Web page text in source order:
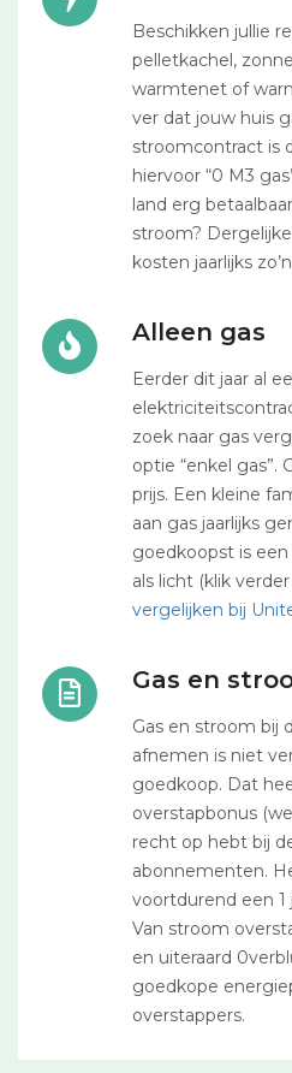
Beschikken jullie
pelletkachel,
warmtenet of
ver dat jouw huis
stroomcontract is
hiervoor “0 M3
land erg
stroom?
kosten jaarlijks
Alleen gas
Eerder dit jaar al
zoek naar gas
optie “enkel gas”.
prijs. Een kleine
aan gas jaarlijks
goedkoopst is
als licht (klik verder
vergelijken bij
Gas en
Gas en stroom bij
afnemen is niet
goedkoop. Dat
overstapbonus
recht op hebt bij
abonnementen.
voortdurend een
Van stroom
en uiteraard
goedkope
overstappers.